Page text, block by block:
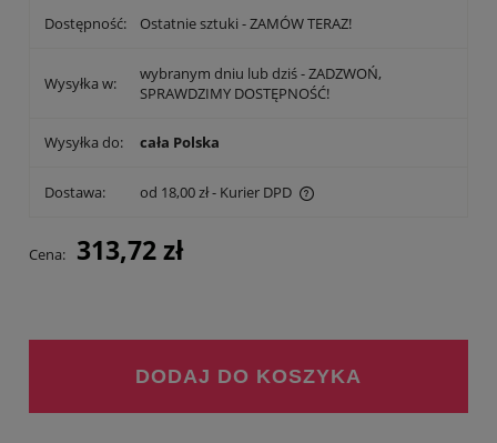
Dostępność: Ostatnie sztuki - ZAMÓW TERAZ!
Wysyłka w:
wybranym dniu lub dziś - ZADZWOŃ,
SPRAWDZIMY DOSTĘPNOŚĆ!
Wysyłka do: cała Polska
Dostawa: od 18,00 zł- Kurier DPD
Cena:
313,72 zł
DODAJ DO KOSZYKA